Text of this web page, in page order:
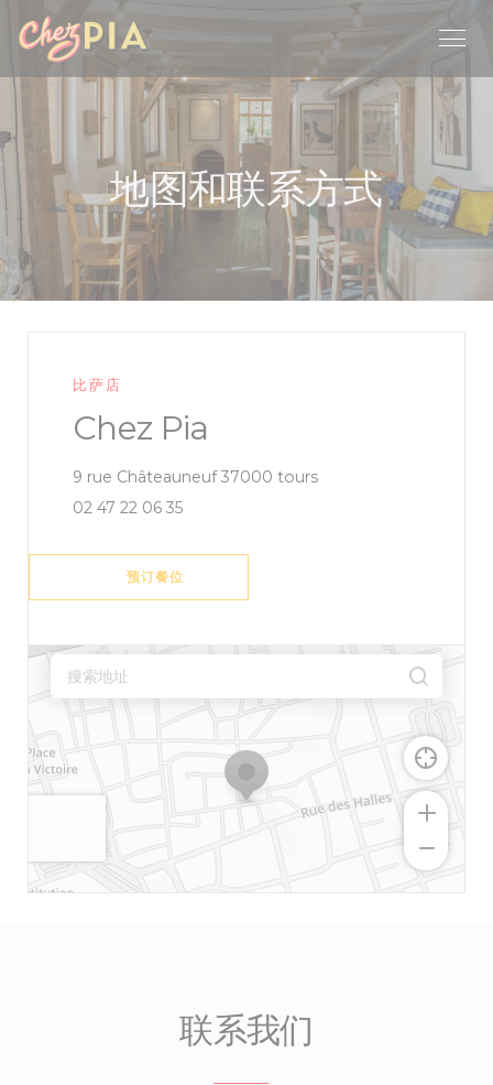
Cookie管理面板
地图和联系方式
比萨店
Chez Pia
9 rue Châteauneuf 37000 tours((在新窗口中打开))
02 47 22 06 35
预订餐位
联系我们